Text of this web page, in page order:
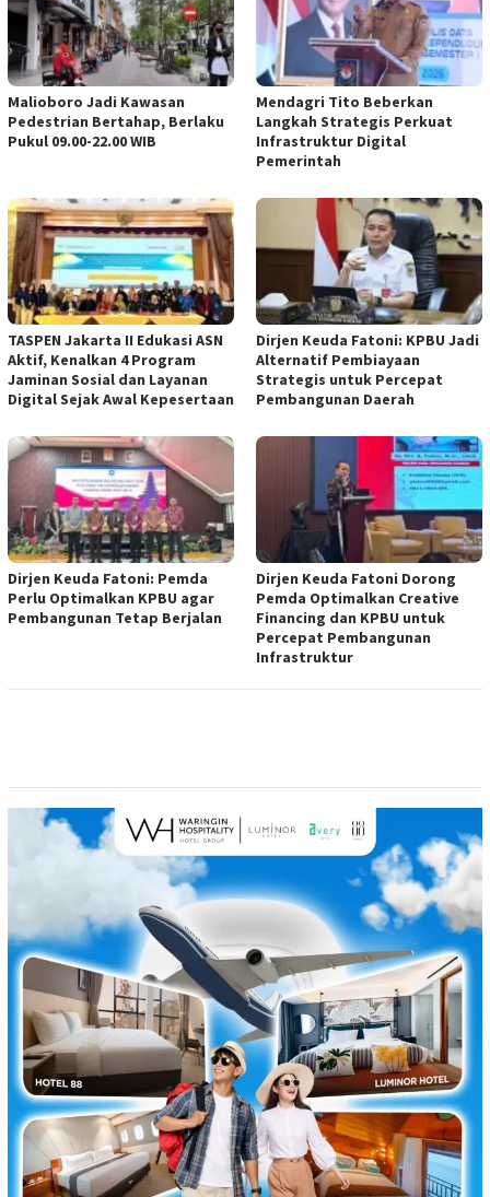
Malioboro Jadi Kawasan
Pedestrian Bertahap, Berlaku
Pukul 09.00-22.00 WIB
Mendagri Tito Beberkan
Langkah Strategis Perkuat
Infrastruktur Digital
Pemerintah
TASPEN Jakarta II Edukasi ASN
Aktif, Kenalkan 4 Program
Jaminan Sosial dan Layanan
Digital Sejak Awal Kepesertaan
Dirjen Keuda Fatoni: KPBU Jadi
Alternatif Pembiayaan
Strategis untuk Percepat
Pembangunan Daerah
Dirjen Keuda Fatoni: Pemda
Perlu Optimalkan KPBU agar
Pembangunan Tetap Berjalan
Dirjen Keuda Fatoni Dorong
Pemda Optimalkan Creative
Financing dan KPBU untuk
Percepat Pembangunan
Infrastruktur